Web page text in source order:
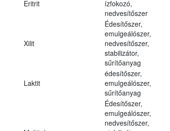
Eritrit
ízfokozó,
nedvesítőszer
Xilit
Édesítőszer,
emulgeálószer,
nedvesítőszer,
stabilizátor,
sűrítőanyag
Laktit
édesítőszer,
emulgeálószer,
sűrítőanyag
Édesítőszer,
emulgeálószer,
nedvesítőszer,